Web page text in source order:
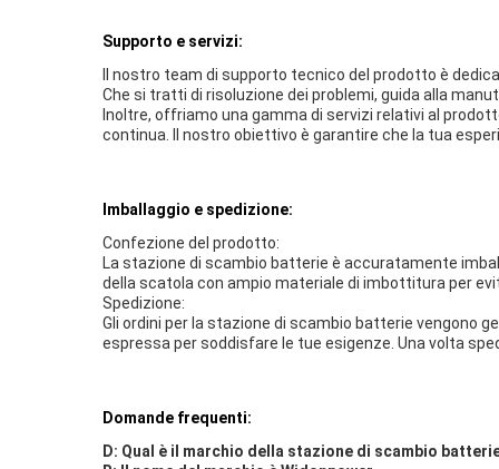
Supporto e servizi:
Il nostro team di supporto tecnico del prodotto è
Che si tratti di risoluzione dei problemi, guida alla
Inoltre, offriamo una gamma di servizi relativi al
continua. Il nostro obiettivo è garantire che la tua
Imballaggio e spedizione:
Confezione del prodotto:
La stazione di scambio batterie è accuratamente
della scatola con ampio materiale di imbottitura per
Spedizione:
Gli ordini per la stazione di scambio batterie vengono
espressa per soddisfare le tue esigenze. Una volta
Domande frequenti:
D: Qual è il marchio della stazione di scambio